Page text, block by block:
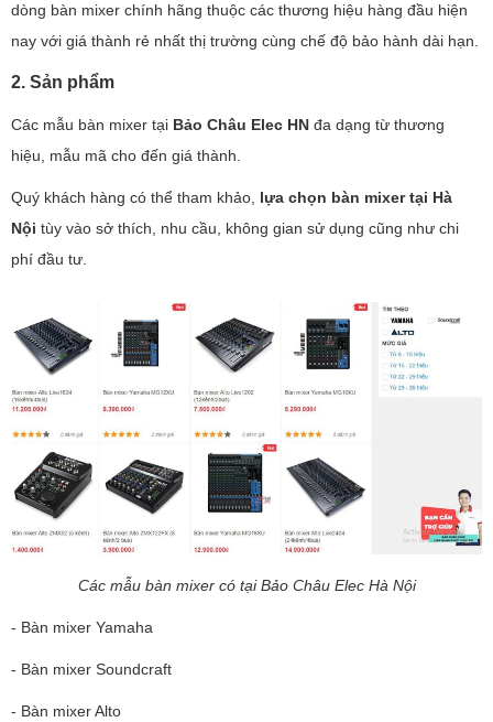
dòng bàn mixer chính hãng thuộc các thương hiệu hàng đầu hiện
nay với giá thành rẻ nhất thị trường cùng chế độ bảo hành dài hạn.
2. Sản phẩm
Các mẫu bàn mixer tại Bảo Châu Elec HN đa dạng từ thương
hiệu, mẫu mã cho đến giá thành.
Quý khách hàng có thể tham khảo, lựa chọn bàn mixer tại Hà
Nội tùy vào sở thích, nhu cầu, không gian sử dụng cũng như chi
phí đầu tư.
Các mẫu bàn mixer có tại Bảo Châu Elec Hà Nội
- Bàn mixer Yamaha
- Bàn mixer Soundcraft
- Bàn mixer Alto